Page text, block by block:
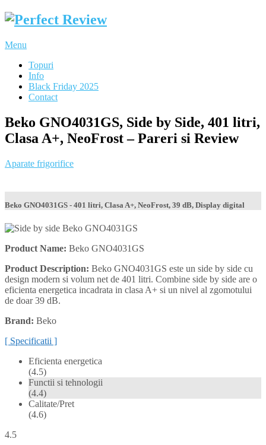
Menu
Topuri
Info
Black Friday 2025
Contact
Beko GNO4031GS, Side by Side, 401 litri,
Clasa A+, NeoFrost – Pareri si Review
Aparate frigorifice
Beko GNO4031GS - 401 litri, Clasa A+, NeoFrost, 39 dB, Display digital
Product Name: Beko GNO4031GS
Product Description: Beko GNO4031GS este un side by side cu
design modern si volum net de 401 litri. Combine side by side are o
eficienta energetica incadrata in clasa A+ si un nivel al zgomotului
de doar 39 dB.
Brand: Beko
[ Specificatii ]
Eficienta energetica
(4.5)
Functii si tehnologii
(4.4)
Calitate/Pret
(4.6)
4.5